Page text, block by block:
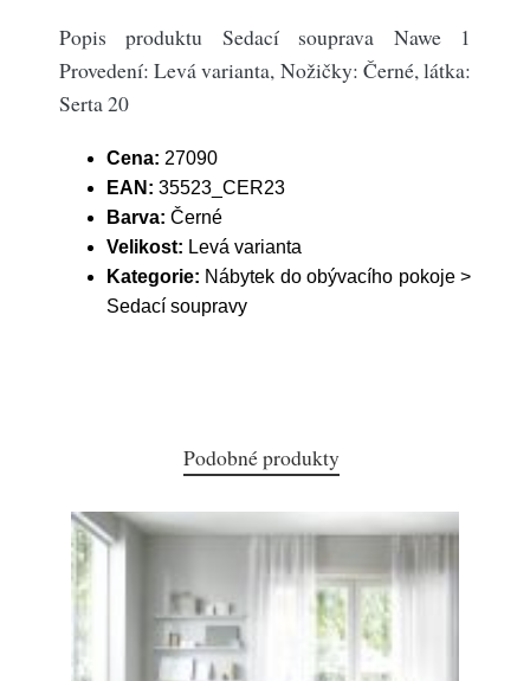
Popis produktu Sedací souprava Nawe 1
Provedení: Levá varianta, Nožičky: Černé, látka:
Serta 20
Cena: 27090
EAN: 35523_CER23
Barva: Černé
Velikost: Levá varianta
Kategorie: Nábytek do obývacího pokoje >
Sedací soupravy
Podobné produkty